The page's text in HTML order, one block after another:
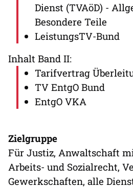
Dienst (TVAöD) -
Besondere Teile
LeistungsTV-Bund
Inhalt Band II:
Tarifvertrag
TV EntgO Bund
EntgO VKA
Zielgruppe
Für Justiz, Anwaltschaft
Arbeits- und Sozialrecht,
Gewerkschaften, alle